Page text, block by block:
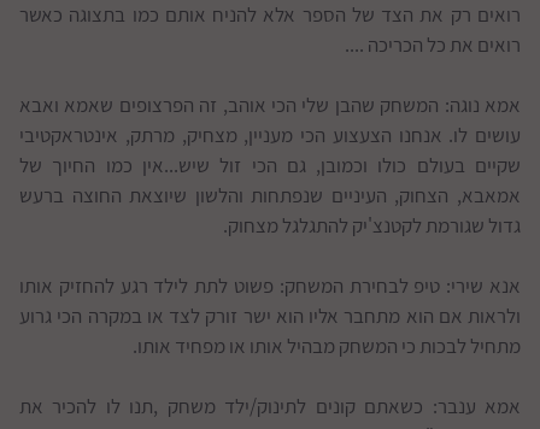
רואים רק את הצד של הספר אלא להניח אותם כמו בתצוגה כאשר
רואים את כל הכריכה ....
אמא נוגה: המשחק שהבן שלי הכי אוהב, זה הפרצופים שאמא ואבא
עושים לו. אנחנו הצעצוע הכי מעניין, מצחיק, מרתק, אינטראקטיבי
שקיים בעולם כולו וכמובן, גם הכי זול שיש...אין כמו החיוך של
אמאבא, הצחוק, העיניים שנפתחות והלשון שיוצאת החוצה ברעש
גדול שגורמת לקטנצ'יק להתגלגל מצחוק.
אנא שירי: טיפ לבחירת המשחק: פשוט לתת לילד רגע להחזיק אותו
ולראות אם הוא מתחבר אליו הוא ישר זורק לצד או במקרה הכי גרוע
מתחיל לבכות כי המשחק מבהיל אותו או מפחיד אותו.
אמא ענבר: כשאתם קונים לתינוק/ילד משחק ,תנו לו להכיר את